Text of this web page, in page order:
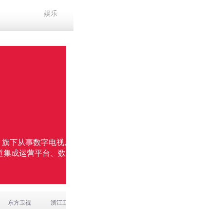
娱乐
下从事数字电视,
集成运营平台、数
东方卫视 浙江卫视